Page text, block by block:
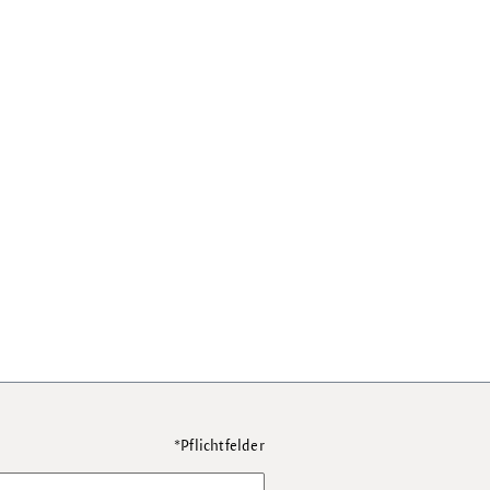
*Pflichtfelder